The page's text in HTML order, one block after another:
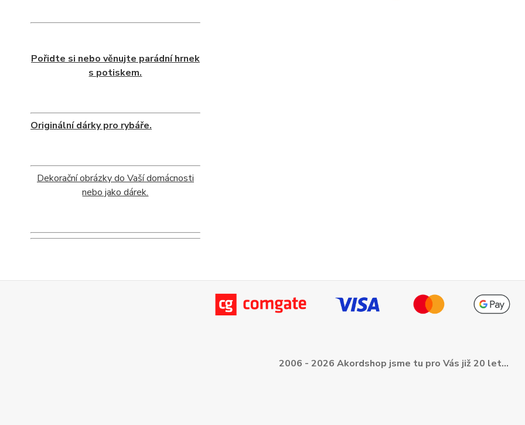
Pořidte si nebo věnujte parádní hrnek
s potiskem.
Originální dárky pro rybáře.
Dekorační obrázky do Vaší domácnosti
nebo jako dárek.
2006 - 2026 Akordshop jsme tu pro Vás již 20 let...